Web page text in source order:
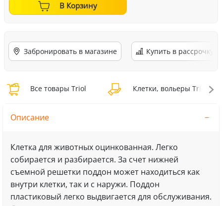
В Корзину
Забронировать в магазине Купить в рассрочку
Все товары Triol Клетки, вольеры Triol
Описание
Клетка для животных оцинкованная. Легко
собирается и разбирается. За счет нижней
съемной решетки поддон может находиться как
внутри клетки, так и с наружи. Поддон
пластиковый легко выдвигается для обслуживания.